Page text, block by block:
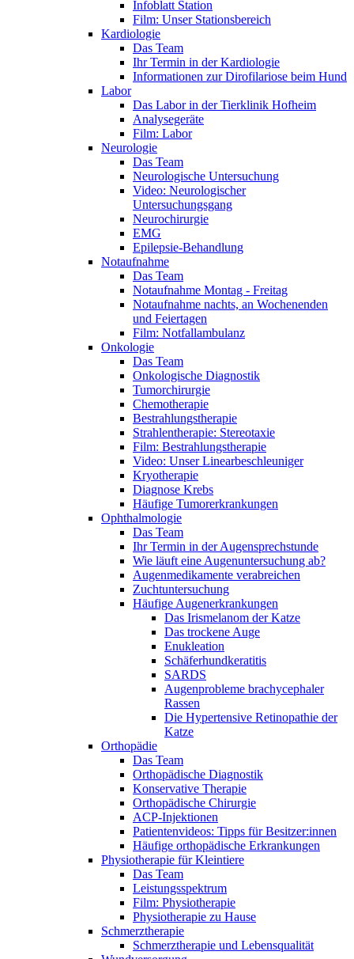
Infoblatt Station
Film: Unser Stationsbereich
Kardiologie
Das Team
Ihr Termin in der Kardiologie
Informationen zur Dirofilariose beim Hund
Labor
Das Labor in der Tierklinik Hofheim
Analysegeräte
Film: Labor
Neurologie
Das Team
Neurologische Untersuchung
Video: Neurologischer
Untersuchungsgang
Neurochirurgie
EMG
Epilepsie-Behandlung
Notaufnahme
Das Team
Notaufnahme Montag - Freitag
Notaufnahme nachts, an Wochenenden
und Feiertagen
Film: Notfallambulanz
Onkologie
Das Team
Onkologische Diagnostik
Tumorchirurgie
Chemotherapie
Bestrahlungstherapie
Strahlentherapie: Stereotaxie
Film: Bestrahlungstherapie
Video: Unser Linearbeschleuniger
Kryotherapie
Diagnose Krebs
Häufige Tumorerkrankungen
Ophthalmologie
Das Team
Ihr Termin in der Augensprechstunde
Wie läuft eine Augenuntersuchung ab?
Augenmedikamente verabreichen
Zuchtuntersuchung
Häufige Augenerkrankungen
Das Irismelanom der Katze
Das trockene Auge
Enukleation
Schäferhundkeratitis
SARDS
Augenprobleme brachycephaler
Rassen
Die Hypertensive Retinopathie der
Katze
Orthopädie
Das Team
Orthopädische Diagnostik
Konservative Therapie
Orthopädische Chirurgie
ACP-Injektionen
Patientenvideos: Tipps für Besitzer:innen
Häufige orthopädische Erkrankungen
Physiotherapie für Kleintiere
Das Team
Leistungsspektrum
Film: Physiotherapie
Physiotherapie zu Hause
Schmerztherapie
Schmerztherapie und Lebensqualität